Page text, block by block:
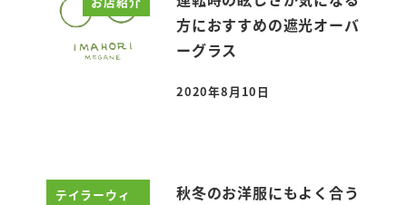
方におすすめの遮光オーバ
ーグラス
投稿日
2020年8月10日
テイラーウィ
秋冬のお洋服にもよく合う